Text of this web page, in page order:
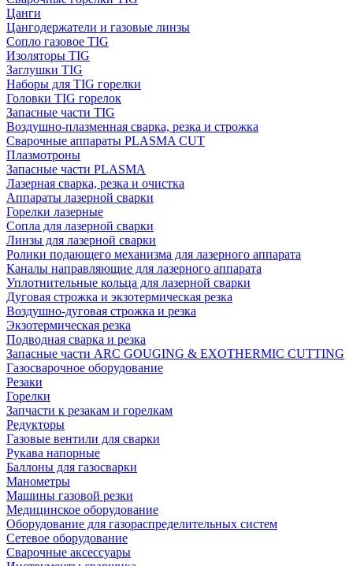
Цанги
Цангодержатели и газовые линзы
Сопло газовое TIG
Изоляторы TIG
Заглушки TIG
Наборы для TIG горелки
Головки TIG горелок
Запасные части TIG
Воздушно-плазменная сварка, резка и строжка
Сварочные аппараты PLASMA CUT
Плазмотроны
Запасные части PLASMA
Лазерная сварка, резка и очистка
Аппараты лазерной сварки
Горелки лазерные
Сопла для лазерной сварки
Линзы для лазерной сварки
Ролики подающего механизма для лазерного аппарата
Каналы направляющие для лазерного аппарата
Уплотнительные кольца для лазерной сварки
Дуговая строжка и экзотермическая резка
Воздушно-дуговая строжка и резка
Экзотермическая резка
Подводная сварка и резка
Запасные части ARC GOUGING & EXOTHERMIC CUTTING
Газосварочное оборудование
Резаки
Горелки
Запчасти к резакам и горелкам
Редукторы
Газовые вентили для сварки
Рукава напорные
Баллоны для газосварки
Манометры
Машины газовой резки
Медицинское оборудование
Оборудование для газораспределительных систем
Сетевое оборудование
Сварочные аксессуары